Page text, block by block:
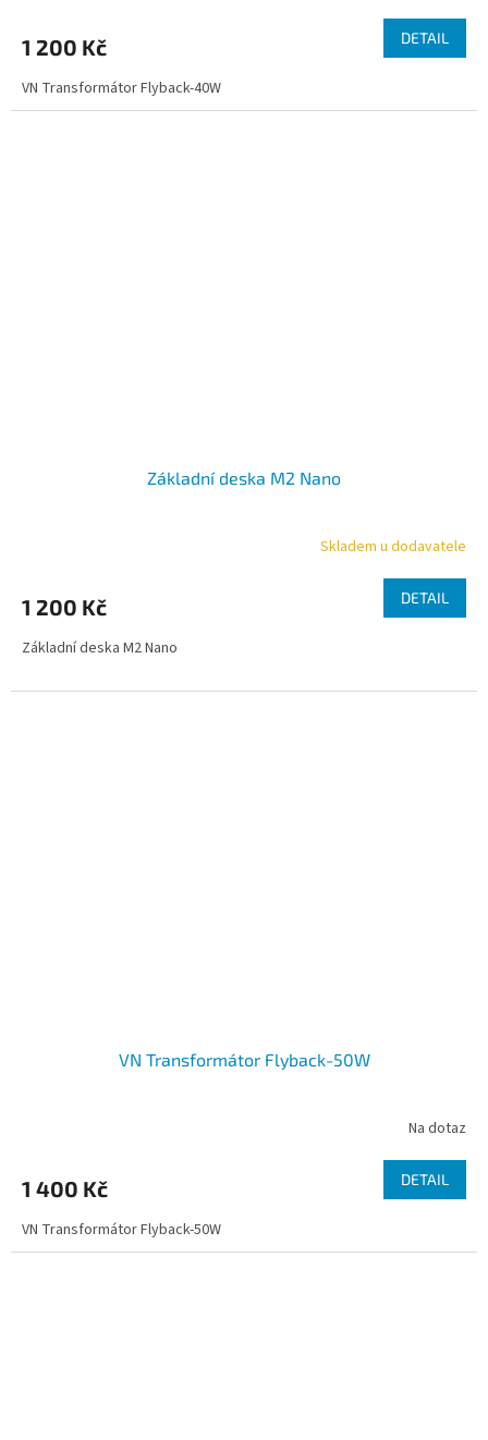
1 200 Kč DETAIL
VN Transformátor Flyback-40W
Základní deska M2 Nano
Skladem u dodavatele
1 200 Kč DETAIL
Základní deska M2 Nano
VN Transformátor Flyback-50W
Na dotaz
1 400 Kč DETAIL
VN Transformátor Flyback-50W